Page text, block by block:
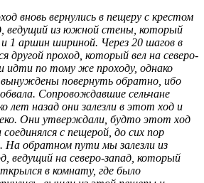
вновь вернулись в пещеру с крестом
ведущий из южной сте­ны, который
1 аршин шириной. Через 20 шагов в
другой проход, который вел на северо-
идти по тому же проходу, однако
повернуть обратно, ибо
Сопровождавшие сельчане
лет назад они залезли в этот ход и
Они утверждали, будто этот ход
соединялся с пещерой, до сих пор
На обратном пути мы залезли из
ведущий на северо-запад, который
в комнату, где было